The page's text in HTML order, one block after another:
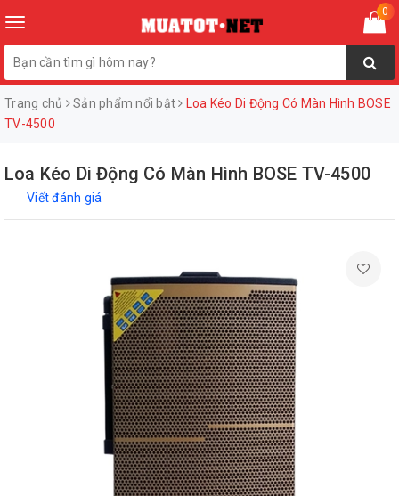
Toggle
navigation
0
Trang chủ Sản phẩm nổi bật
Loa Kéo Di Động Có Màn Hình BOSE
TV-4500
Loa Kéo Di Động Có Màn Hình BOSE TV-4500
Viết đánh giá